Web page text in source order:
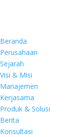
Beranda
Perusahaan
Sejarah
Visi & Misi
Manajemen
Kerjasama
Produk & Solusi
Berita
Konsultasi